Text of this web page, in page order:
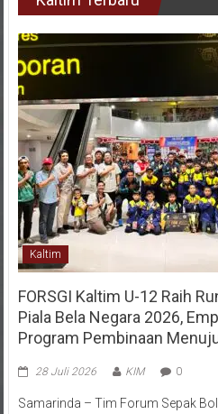
Kaltim
FORSGI Kaltim U-12 Raih
Piala Bela Negara 2026,
Program Pembinaan
(FORSGI) Kalimantan Timur